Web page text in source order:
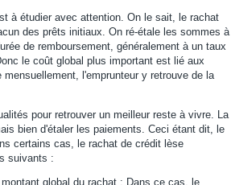
à étudier avec attention. On le sait, le rachat
des prêts initiaux. On ré-étale les sommes à
de remboursement, généralement à un taux
le coût global plus important est lié aux
l'emprunteur y retrouve de la
pour retrouver un meilleur reste à vivre. La
bien d'étaler les paiements. Ceci étant dit, le
certains cas, le rachat de crédit lèse
suivants :
global du rachat : Dans ce cas, le